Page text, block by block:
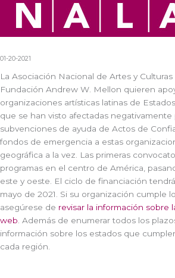
01-20-2021
La Asociación Nacional de Artes y Culturas
Fundación Andrew W. Mellon quieren
organizaciones artísticas latinas de
que se han visto afectadas negativamente
subvenciones de ayuda de Actos de
fondos de emergencia a estas
geográfica a la vez. Las primeras
programas en el centro de América,
este y oeste. El ciclo de financiación
mayo de 2021. Si su organización cumple
asegúrese de revisar la información sobre
web. Además de enumerar todos los
información sobre los estados que
cada región.